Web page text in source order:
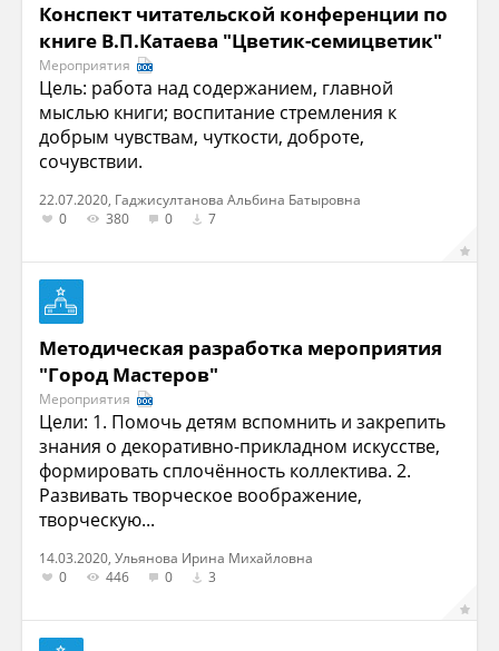
Конспект читательской конференции по
книге В.П.Катаева "Цветик-семицветик"
Мероприятия
Цель: работа над содержанием, главной
мыслью книги; воспитание стремления к
добрым чувствам, чуткости, доброте,
сочувствии.
22.07.2020, Гаджисултанова Альбина Батыровна
0
380 0 7
Методическая разработка мероприятия
"Город Мастеров"
Мероприятия
Цели: 1. Помочь детям вспомнить и закрепить
знания о декоративно-прикладном искусстве,
формировать сплочённость коллектива. 2.
Развивать творческое воображение,
творческую...
14.03.2020, Ульянова Ирина Михайловна
0
446 0 3